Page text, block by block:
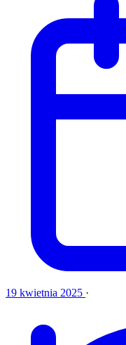
19 kwietnia 2025 ·